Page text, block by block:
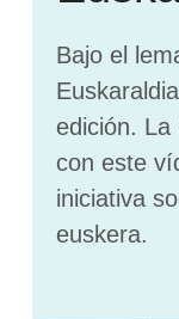
Bajo el
edición. La
con este
iniciativa
euskera.